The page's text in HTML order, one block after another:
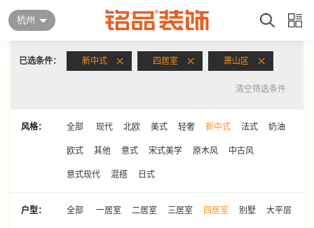
杭州
已选条件： 新中式 四居室 萧山区
清空筛选条件
风格： 全部 现代 北欧 美式 轻奢 新中式 法式 奶油
欧式 其他 意式 宋式美学 原木风 中古风
意式现代 混搭 日式
户型： 全部 一居室 二居室 三居室 四居室 别墅 大平层